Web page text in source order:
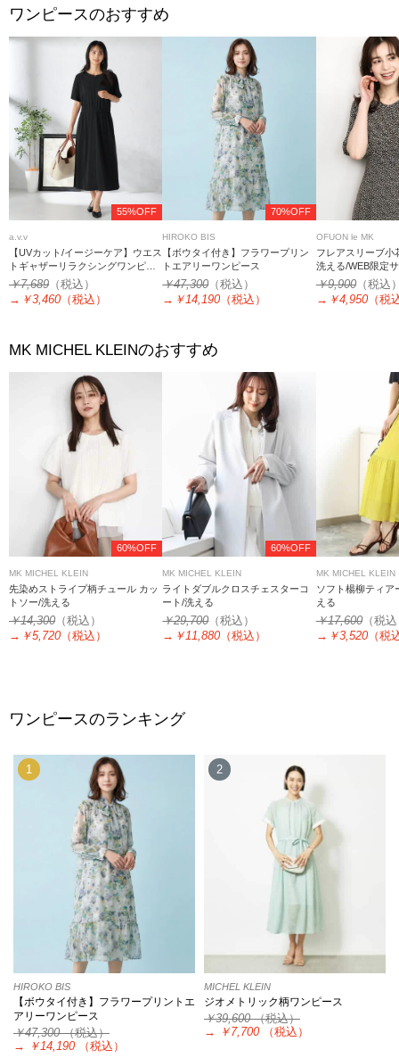
ワンピースのおすすめ
55%OFF
a.v.v
【UVカット/イージーケア】ウエス
トギャザーリラクシングワンピー
ス
￥7,689 （税込）
→ ￥3,460 （税込）
70%OFF
HIROKO BIS
【ボウタイ付き】フラワープリン
トエアリーワンピース
￥47,300（税込）
→ ￥14,190 （税込）
OFUON le MK
フレアスリーブ小
洗える/WEB限定
￥9,900（税込
→ ￥4,950（税
MK MICHEL KLEINのおすすめ
60%OFF
MK MICHEL KLEIN
先染めストライプ柄チュール カッ
トソー/洗える
￥14,300 （税込）
→ ￥5,720 （税込）
60%OFF
MK MICHEL KLEIN
ライトダブルクロスチェスターコ
ート/洗える
￥29,700（税込）
→ ￥11,880 （税込）
MK MICHEL KLEIN
ソフト楊柳ティア
える
￥17,600（税
→ ￥3,520（税
ワンピースのランキング
1
HIROKO BIS
【ボウタイ付き】フラワープリントエ
アリーワンピース
￥47,300（税込）
→
￥14,190 （税込）
2
MICHEL KLEIN
ジオメトリック柄ワンピース
￥39,600（税込）
→
￥7,700 （税込）